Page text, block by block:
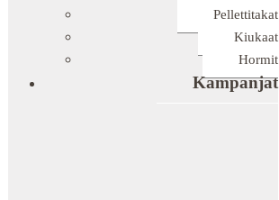
Pellettitakat
Kiukaat
Hormit
Kampanjat